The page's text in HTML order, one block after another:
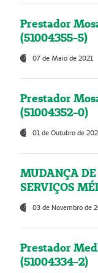
Prestador
(51004355-5)
07 de Maio de 2021
Prestador
(51004352-0)
01 de Outubro de
MUDANÇA
SERVIÇOS
03 de Novembro de
Prestador
(51004334-2)